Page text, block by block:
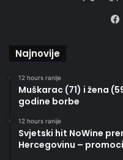
Najnovije
12 hours ranije
Muškarac (71) i žena
godine borbe
12 hours ranije
Svjetski hit NoWine
Hercegovinu –